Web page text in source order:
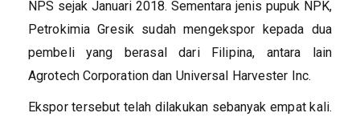
NPS sejak Januari 2018. Sementara jenis pupuk NPK,
Petrokimia Gresik sudah mengekspor kepada dua
pembeli yang berasal dari Filipina, antara lain
Agrotech Corporation dan Universal Harvester Inc.
Ekspor tersebut telah dilakukan sebanyak empat kali.